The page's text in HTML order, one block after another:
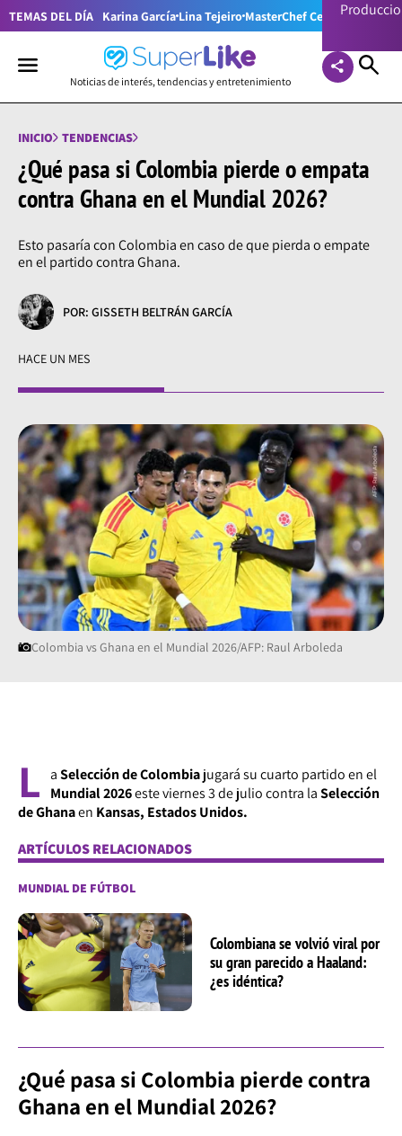
TEMAS DEL DÍA Karina García Lina Tejeiro MasterChef Celebrity
Noticias de interés, tendencias y entretenimiento
INICIO TENDENCIAS
¿Qué pasa si Colombia pierde o empata
contra Ghana en el Mundial 2026?
Esto pasaría con Colombia en caso de que pierda o empate
en el partido contra Ghana.
POR: GISSETH BELTRÁN GARCÍA
HACE UN MES
Colombia vs Ghana en el Mundial 2026/AFP: Raul Arboleda
L aSelección de Colombiajugará su cuarto partido en el
Mundial 2026este viernes 3 de julio contra laSelección
de Ghanaen Kansas, Estados Unidos.
ARTÍCULOS RELACIONADOS
MUNDIAL DE FÚTBOL
Colombiana se volvió viral por
su gran parecido a Haaland:
¿es idéntica?
¿Qué pasa si Colombia pierde contra
Ghana en el Mundial 2026?